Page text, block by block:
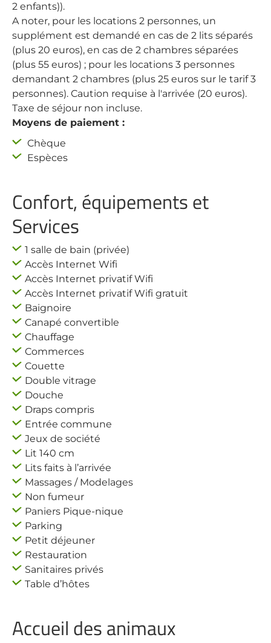
2 enfants)).
A noter, pour les locations 2 personnes, un
supplément est demandé en cas de 2 lits séparés
(plus 20 euros), en cas de 2 chambres séparées
(plus 55 euros) ; pour les locations 3 personnes
demandant 2 chambres (plus 25 euros sur le tarif 3
personnes). Caution requise à l'arrivée (20 euros).
Taxe de séjour non incluse.
Moyens de paiement :
Chèque
Espèces
Confort, équipements et
Services
1 salle de bain (privée)
Accès Internet Wifi
Accès Internet privatif Wifi
Accès Internet privatif Wifi gratuit
Baignoire
Canapé convertible
Chauffage
Commerces
Couette
Double vitrage
Douche
Draps compris
Entrée commune
Jeux de société
Lit 140 cm
Lits faits à l’arrivée
Massages / Modelages
Non fumeur
Paniers Pique-nique
Parking
Petit déjeuner
Restauration
Sanitaires privés
Table d’hôtes
Accueil des animaux